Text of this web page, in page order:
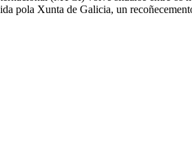
pola Xunta de Galicia, un